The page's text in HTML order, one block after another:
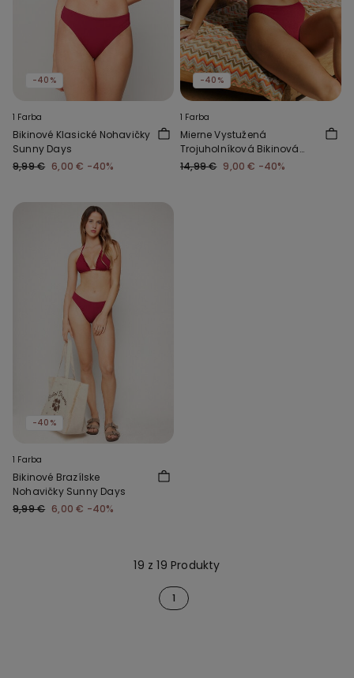
-40%
1 Farba
Bikinové Klasické Nohavičky
Sunny Days
9,99 € 6,00 € -40%
-40%
1 Farba
Mierne Vystužená
Trojuholníková Bikinová
Podprsenka Sunny Days
14,99 € 9,00 € -40%
-40%
1 Farba
Bikinové Brazílske
Nohavičky Sunny Days
9,99 € 6,00 € -40%
19 z 19 Produkty
1